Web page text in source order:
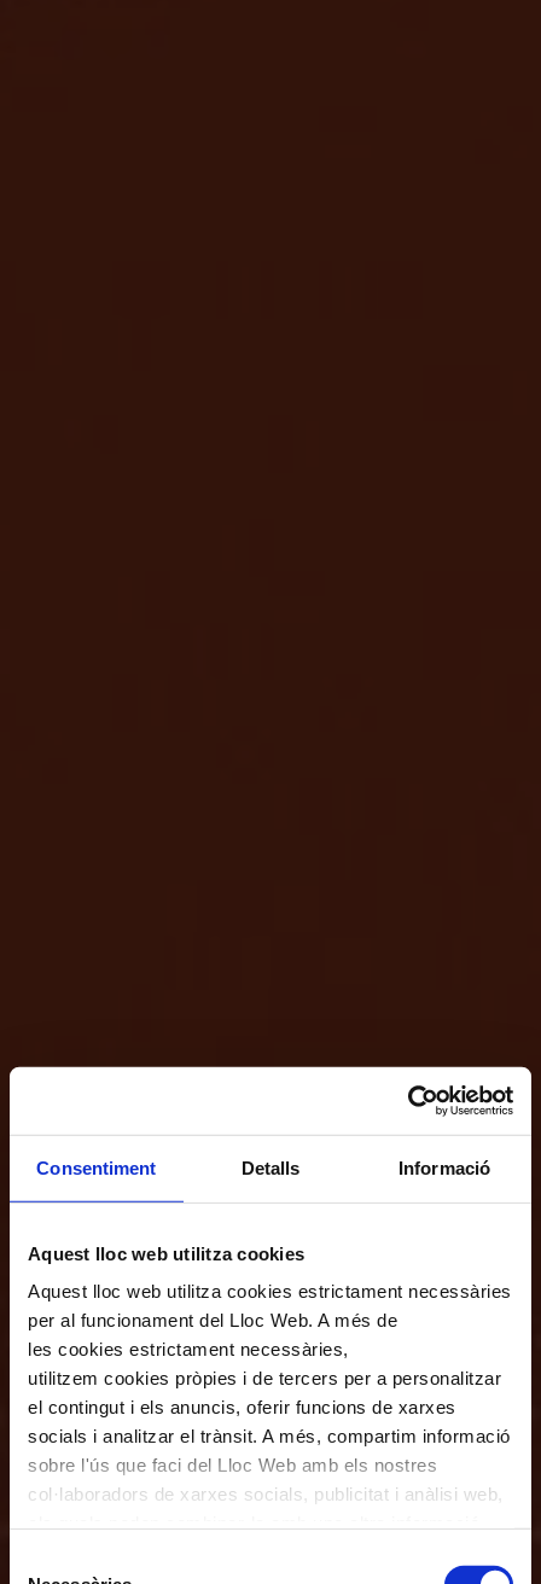
Consentiment Detalls Informació
Aquest lloc web utilitza cookies
Aquest lloc web utilitza cookies estrictament necessàries
per al funcionament del Lloc Web. A més de
les cookies estrictament necessàries,
utilitzem cookies pròpies i de tercers per a personalitzar
el contingut i els anuncis, oferir funcions de xarxes
socials i analitzar el trànsit. A més, compartim informació
sobre l'ús que faci del Lloc Web amb els nostres
col·laboradors de xarxes socials, publicitat i anàlisi web,